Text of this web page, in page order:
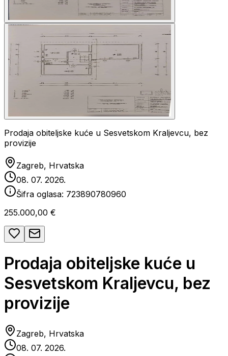
Prodaja obiteljske kuće u Sesvetskom Kraljevcu, bez
provizije
Zagreb, Hrvatska
08. 07. 2026.
Šifra oglasa: 723890780960
255.000,00 €
Prodaja obiteljske kuće u
Sesvetskom Kraljevcu, bez
provizije
Zagreb, Hrvatska
08. 07. 2026.